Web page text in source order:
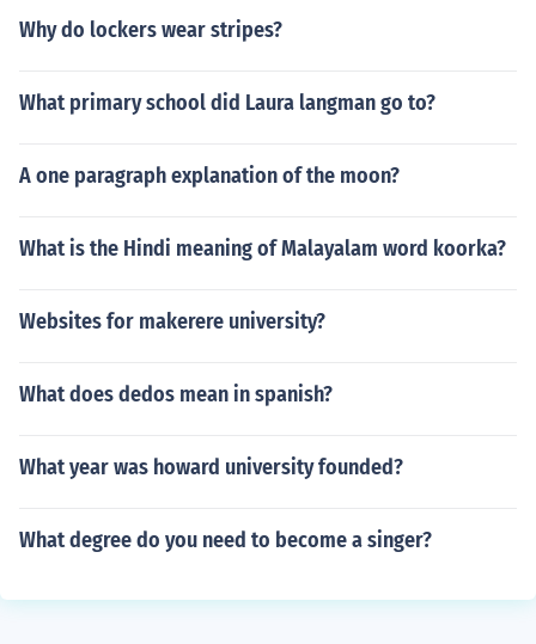
Why do lockers wear stripes?
What primary school did Laura langman go to?
A one paragraph explanation of the moon?
What is the Hindi meaning of Malayalam word koorka?
Websites for makerere university?
What does dedos mean in spanish?
What year was howard university founded?
What degree do you need to become a singer?